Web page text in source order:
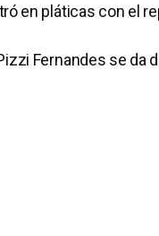
en pláticas con el
Fernandes se da